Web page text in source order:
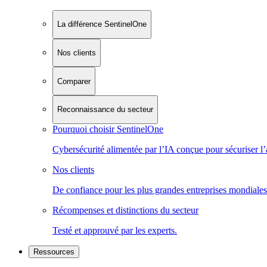
La différence SentinelOne
Nos clients
Comparer
Reconnaissance du secteur
Pourquoi choisir SentinelOne
Cybersécurité alimentée par l’IA conçue pour sécuriser
Nos clients
De confiance pour les plus grandes entreprises
Récompenses et distinctions du secteur
Testé et approuvé par les experts.
Ressources